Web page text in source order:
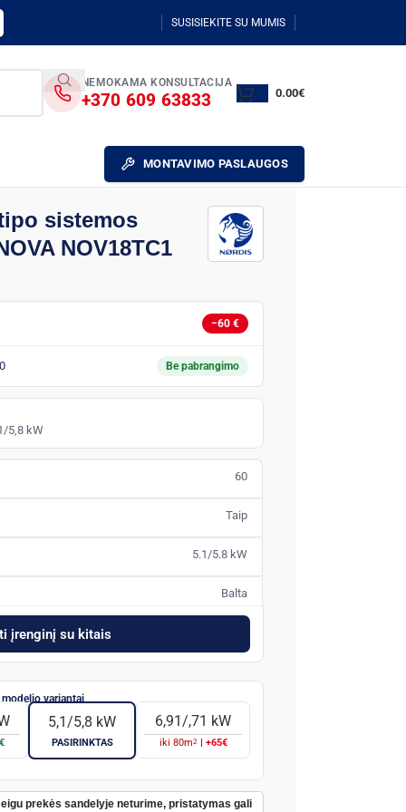
SUSISIEKITE SU MUMIS
NEMOKAMA KONSULTACIJA
+370 609 63833 0.00€
MONTAVIMO PASLAUGOS
sistemos
NOV18TC1
−60 €
Be pabrangimo
5,8 kW
60
Taip
5.1/5.8 kW
Balta
įrenginį su kitais
5,1/5,8 kW
PASIRINKTAS
6,91/,71 kW
iki 80m2 +65€
prekės sandelyje neturime, pristatymas gali